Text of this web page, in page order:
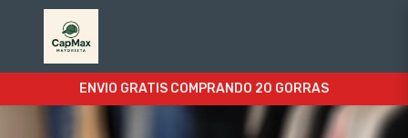
ENVIO GRATIS COMPRANDO 20 GORRAS